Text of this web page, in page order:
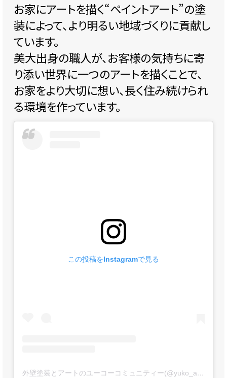
お家にアートを描く“ペイントアート”の塗
装によって、より明るい地域づくりに貢献し
ています。
美大出身の職人が、お客様の気持ちに寄
り添い世界に一つのアートを描くことで、
お家をより大切に想い、長く住み続けられ
る環境を作っています。
この投稿をInstagramで見る
外壁塗装とアートのユーコーコミュニティー(@yuko_artpaint)がシェアした投稿